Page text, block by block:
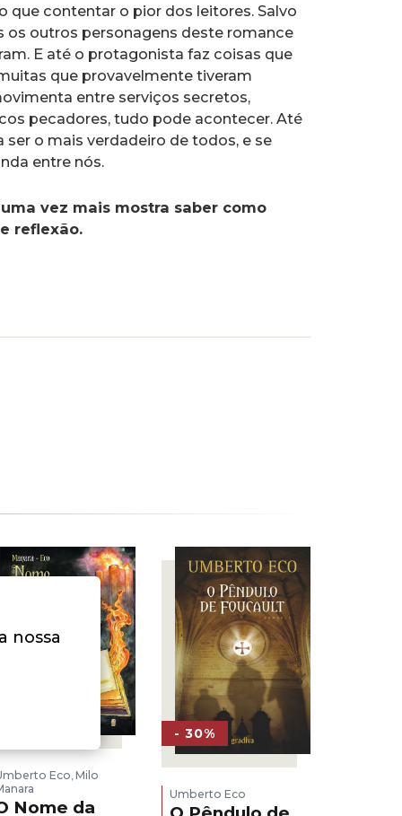
que contentar o pior dos leitores. Salvo
outros personagens deste romance
E até o protagonista faz coisas que
que provavelmente tiveram
entre serviços secretos,
pecadores, tudo pode acontecer. Até
o mais verdadeiro de todos, e se
entre nós.
vez mais mostra saber como
reflexão.
Eco,Milo
Nome da
- 30%
Umberto Eco
nossa